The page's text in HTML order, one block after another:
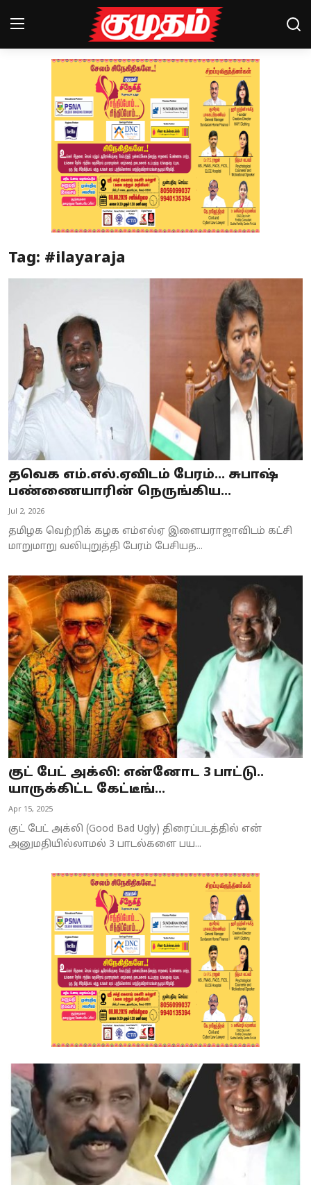
Magazines
Business
Crime
Tamilnadu
National
World
Astrology
Spirituality
Weather
Politics
Tag: #ilayaraja
தவெக எம்.எல்.ஏவிடம் பேரம்… சுபாஷ்
பண்ணையாரின் நெருங்கிய...
Jul 2, 2026
தமிழக வெற்றிக் கழக எம்எல்ஏ இளையராஜாவிடம் கட்சி
மாறுமாறு வலியுறுத்தி பேரம் பேசியத...
குட் பேட் அக்லி: என்னோட 3 பாட்டு..
யாருக்கிட்ட கேட்டீங்...
Apr 15, 2025
குட் பேட் அக்லி (Good Bad Ugly) திரைப்படத்தில் என்
அனுமதியில்லாமல் 3 பாடல்களை பய...